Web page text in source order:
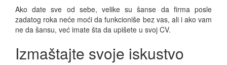
Ako date sve od sebe, velike su šanse da firma posle
zadatog roka neće moći da funkcioniše bez vas, ali i ako vam
ne da šansu, već imate šta da upišete u svoj CV.
Izmaštajte svoje iskustvo